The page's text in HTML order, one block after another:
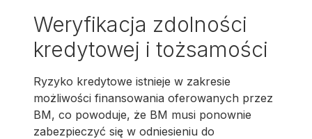
Weryfikacja zdolności
kredytowej i tożsamości
Ryzyko kredytowe istnieje w zakresie
możliwości finansowania oferowanych przez
BM, co powoduje, że BM musi ponownie
zabezpieczyć się w odniesieniu do